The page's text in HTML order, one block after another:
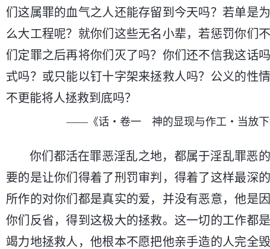
们这属罪的血气之人还能存留到今天吗？若单是
么大工程呢？就你们这些无名小辈，若惩罚你们
们定罪之后再将你们灭了吗？你们还不信我这话
式吗？或只能以钉十字架来拯救人吗？公义的性
不更能将人拯救到底吗？
——《话・卷一 神的显现与作工・当放下
你们都活在罪恶淫乱之地，都属于淫乱罪恶
要的是让你们得着了刑罚审判，得着了这样最深
所作的对你们都是真实的爱，并没有恶意，他是
你们反省，得到这极大的拯救。这一切的工作都
竭力地拯救人，他根本不愿把他亲手造的人完全